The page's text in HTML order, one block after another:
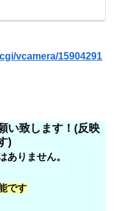
vcamera/15904291
い致します！(反映
)
ありません。
です